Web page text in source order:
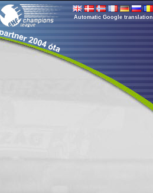
Automatic Google translation